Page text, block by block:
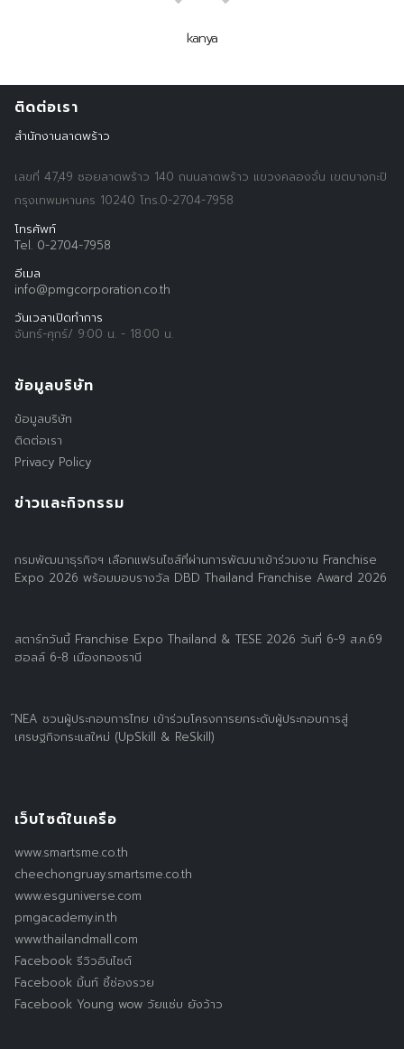
Search
for:
kanya
ติดต่อเรา
สำนักงานลาดพร้าว
เลขที่ 47,49 ซอยลาดพร้าว 140 ถนนลาดพร้าว แขวงคลองจั่น เขตบางกะปิ
กรุงเทพมหานคร 10240 โทร.0-2704-7958
โทรศัพท์
Tel. 0-2704-7958
อีเมล
info@pmgcorporation.co.th
วันเวลาเปิดทำการ
จันทร์-ศุกร์/ 9:00 น. - 18:00 น.
ข้อมูลบริษัท
ข้อมูลบริษัท
ติดต่อเรา
Privacy Policy
ข่าวและกิจกรรม
กรมพัฒนาธุรกิจฯ เลือกแฟรนไชส์ที่ผ่านการพัฒนาเข้าร่วมงาน Franchise
Expo 2026 พร้อมมอบรางวัล DBD Thailand Franchise Award 2026
สตาร์ทวันนี้ Franchise Expo Thailand & TESE 2026 วันที่ 6-9 ส.ค.69
ฮอลล์ 6-8 เมืองทองธานี
์NEA ชวนผู้ประกอบการไทย เข้าร่วมโครงการยกระดับผู้ประกอบการสู่
เศรษฐกิจกระแสใหม่ (UpSkill & ReSkill)
เว็บไซต์ในเครือ
www.smartsme.co.th
cheechongruay.smartsme.co.th
www.esguniverse.com
pmgacademy.in.th
www.thailandmall.com
Facebook รีวิวอินไซต์
Facebook มิ้นท์ ชี้ช่องรวย
Facebook Young wow วัยแซ่บ ยังว้าว